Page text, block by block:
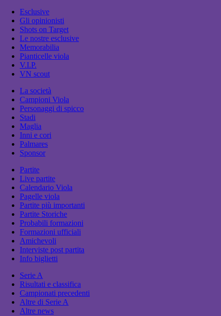
Esclusive
Gli opinionisti
Shots on Target
Le nostre esclusive
Memorabilia
Pianticelle viola
V.I.P.
VN scout
La società
Campioni Viola
Personaggi di spicco
Stadi
Maglia
Inni e cori
Palmares
Sponsor
Partite
Live partite
Calendario Viola
Pagelle viola
Partite più importanti
Partite Storiche
Probabili formazioni
Formazioni ufficiali
Amichevoli
Interviste post partita
Info biglietti
Serie A
Risultati e classifica
Campionati precedenti
Altre di Serie A
Altre news